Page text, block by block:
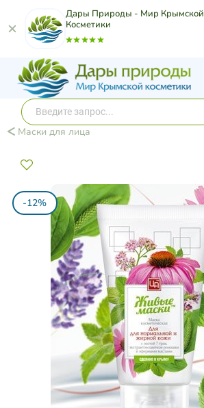
Дары Природы - Мир Крымской
Косметики
Маски для лица
-12%